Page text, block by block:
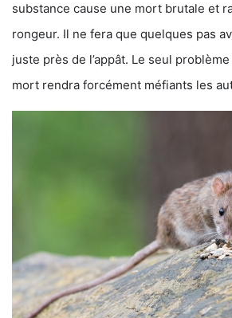
substance cause une mort brutale et
rongeur. Il ne fera que quelques pas
juste près de l’appât. Le seul
mort rendra forcément méfiants les